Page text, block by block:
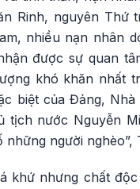
Rinh, nguyên
nhiều nạn nhân
được sự quan
khó khăn nhất
biệt của Đảng,
tịch nước Nguyễn
người
khứ nhưng chất